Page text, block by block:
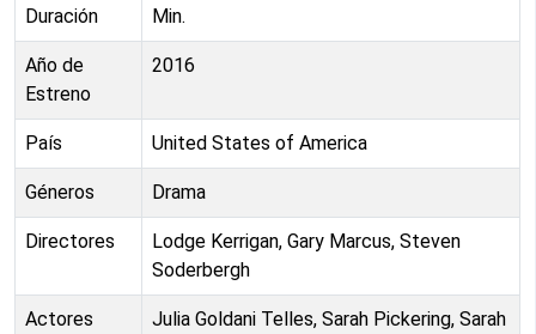
Duración Min.
Año de
Estreno
2016
País United States of America
Géneros Drama
Directores
Lodge Kerrigan, Gary Marcus, Steven
Soderbergh
Actores
Julia Goldani Telles, Sarah Pickering, Sarah